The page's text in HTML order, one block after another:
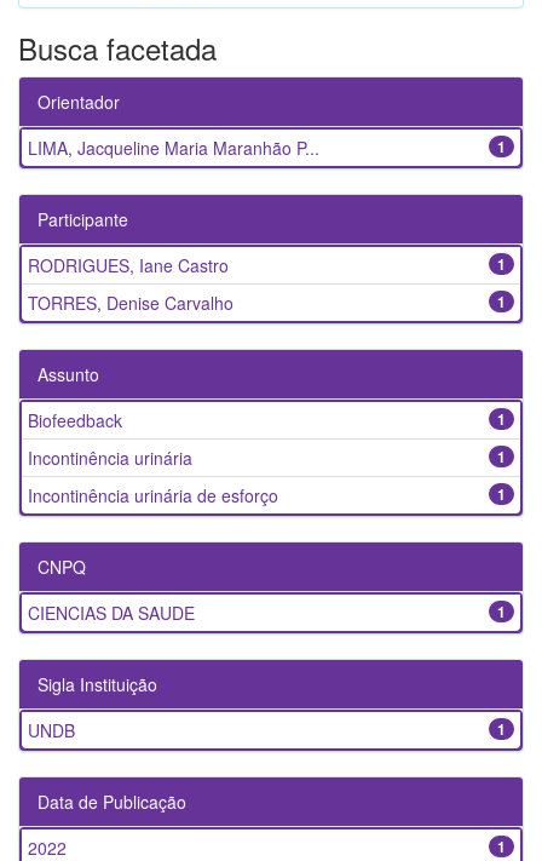
Busca facetada
Orientador
1
LIMA, Jacqueline Maria Maranhão P...
Participante
1
RODRIGUES, Iane Castro
1
TORRES, Denise Carvalho
Assunto
1
Biofeedback
1
Incontinência urinária
1
Incontinência urinária de esforço
CNPQ
1
CIENCIAS DA SAUDE
Sigla Instituição
1
UNDB
Data de Publicação
1
2022